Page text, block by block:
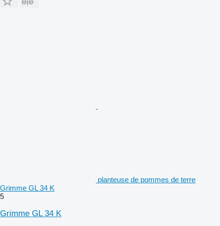
planteuse de pommes de terre
Grimme GL 34 K
5
Grimme GL 34 K